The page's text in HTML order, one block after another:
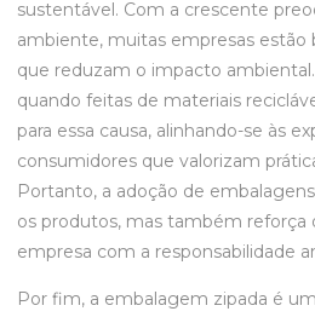
sustentável. Com a crescente
ambiente, muitas empresas estão
que reduzam o impacto
quando feitas de materiais
para essa causa, alinhando-se às
consumidores que valorizam
Portanto, a adoção de
os produtos, mas também reforça
empresa com a responsabilidade
Por fim, a embalagem zipada é